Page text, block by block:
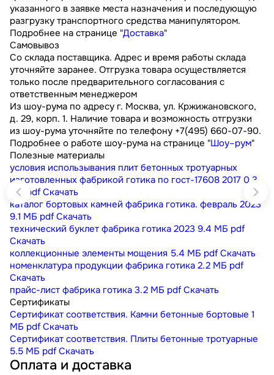
указанного в заявке места назначения и последующую
разгрузку транспортного средства манипулятором.
Подробнее на странице "Доставка"
Самовывоз
Со склада поставщика. Адрес и время работы склада
уточняйте заранее. Отгрузка товара осуществляется
только после предварительного согласования с
ответственным менеджером
Из шоу-рума по адресу г. Москва, ул. Кржижановского,
д. 29, корп. 1. Наличие товара и возможность отгрузки
из шоу-рума уточняйте по телефону +7(495) 660-07-90.
Подробнее о работе шоу-рума на странице "Шоу–рум"
Полезные материалы
условия использывания плит бетонных тротуарных
изготовленных фабрикой готика по гост-17608 2017 0.3
МБ
pdf Скачать
каталог бортовых камней фабрика готика. февраль 2023
9.1 МБ pdf Скачать
технический буклет фабрика готика 2023 9.4 МБ pdf
Скачать
коллекционные элементы мощения 5.4 МБ pdf Скачать
номенклатура продукции фабрика готика 2.2 МБ pdf
Скачать
прайс-лист фабрика готика 3.2 МБ pdf Скачать
Сертификаты
Сертификат соответствия. Камни бетонные бортовые 1
МБ pdf Скачать
Сертификат соответствия. Плиты бетонные тротуарные
5.5 МБ pdf Скачать
Оплата и доставка